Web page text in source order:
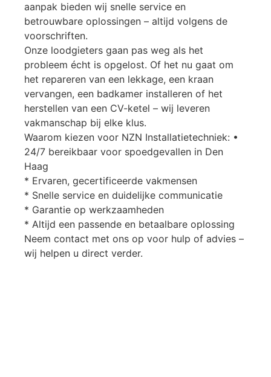
aanpak bieden wij snelle service en
betrouwbare oplossingen – altijd volgens de
voorschriften.
Onze loodgieters gaan pas weg als het
probleem écht is opgelost. Of het nu gaat om
het repareren van een lekkage, een kraan
vervangen, een badkamer installeren of het
herstellen van een CV-ketel – wij leveren
vakmanschap bij elke klus.
Waarom kiezen voor NZN Installatietechniek: •
24/7 bereikbaar voor spoedgevallen in Den
Haag
* Ervaren, gecertificeerde vakmensen
* Snelle service en duidelijke communicatie
* Garantie op werkzaamheden
* Altijd een passende en betaalbare oplossing
Neem contact met ons op voor hulp of advies –
wij helpen u direct verder.